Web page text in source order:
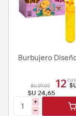
Burbujero
$U 29,00
$U 24,65
12
i
h